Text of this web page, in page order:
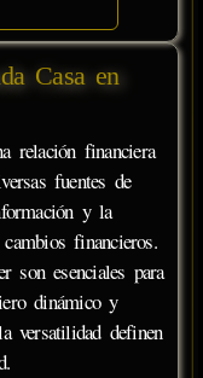
Casa en
relación financiera
fuentes de
y la
financieros.
son esenciales para
dinámico y
versatilidad definen